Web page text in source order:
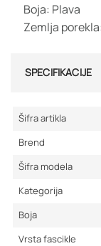
Boja: Plava
Zemlja
SPECIFIKACIJE
Šifra artikla
Brend
Šifra modela
Kategorija
Boja
Vrsta fascikle